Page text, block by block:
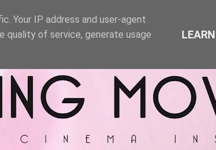
Your IP address and user-agent
quality of service, generate usage